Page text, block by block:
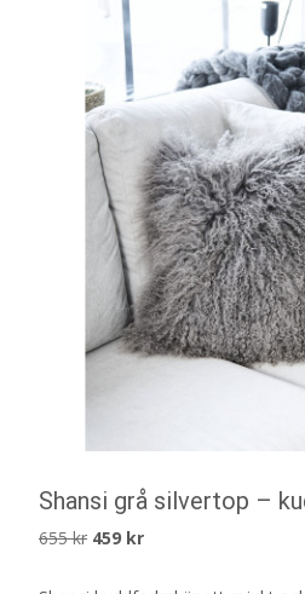
Shansi grå silvertop –
655kr Det
459 krDet